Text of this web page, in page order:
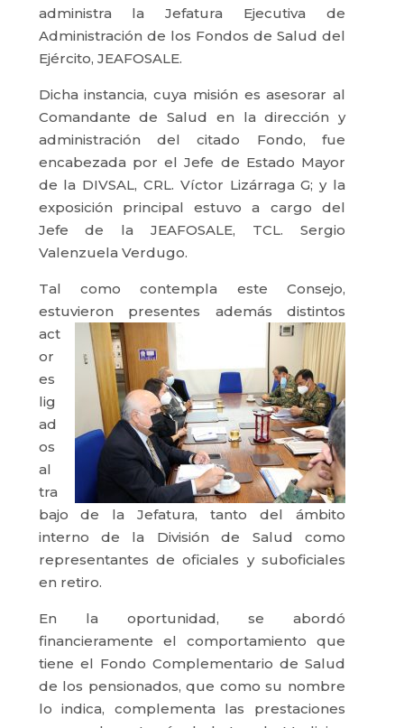
administra la Jefatura Ejecutiva de
Administración de los Fondos de Salud del
Ejército, JEAFOSALE.
Dicha instancia, cuya misión es asesorar al
Comandante de Salud en la dirección y
administración del citado Fondo, fue
encabezada por el Jefe de Estado Mayor
de la DIVSAL, CRL. Víctor Lizárraga G; y la
exposición principal estuvo a cargo del
Jefe de la JEAFOSALE, TCL. Sergio
Valenzuela Verdugo.
Tal como contempla este Consejo,
estuvieron presentes ademásdistintos
act
or
es
lig
ad
os
al
tra
bajo de la Jefatura, tanto del ámbito
interno de la División de Salud como
representantes de oficiales y suboficiales
en retiro.
En la oportunidad, se abordó
financieramente el comportamiento que
tiene el Fondo Complementario de Salud
de los pensionados, que como su nombre
lo indica, complementa las prestaciones